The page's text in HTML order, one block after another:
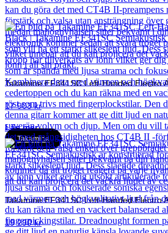
Takamine EF341SC Left-Handed Electro
17 903kr
Läs mer
Takamine
Takamine EF341SC Left-Handed Electro
19 290kr